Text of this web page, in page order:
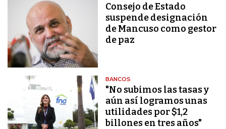
Consejo de Estado
suspende designación
de Mancuso como gestor
de paz
BANCOS
"No subimos las tasas y
aún así logramos unas
utilidades por $1,2
billones en tres años"